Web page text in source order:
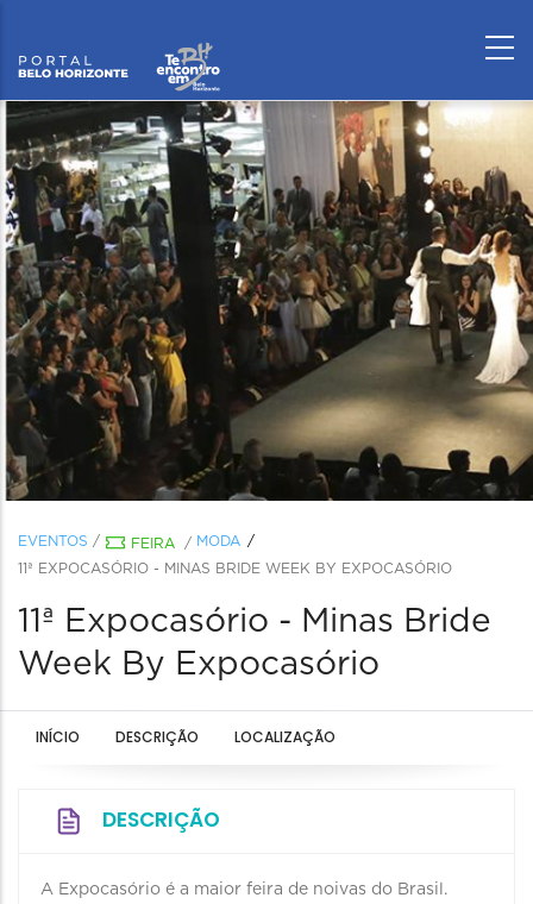
EVENTOS / FEIRA / MODA
11ª EXPOCASÓRIO - MINAS BRIDE WEEK BY EXPOCASÓRIO
11ª Expocasório - Minas Bride
Week By Expocasório
INÍCIO DESCRIÇÃO LOCALIZAÇÃO
DESCRIÇÃO
A Expocasório é a maior feira de noivas do Brasil.